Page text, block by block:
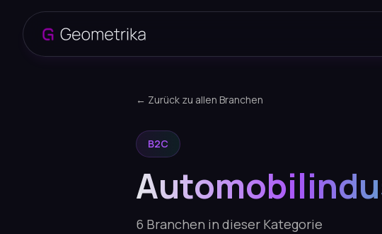
← Zurück zu allen Branchen
B2C
6 Branchen in dieser Kategorie